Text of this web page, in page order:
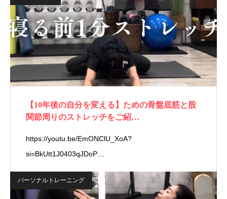
【10年後の自分を変える】ための骨盤底筋と股
関節周りのストレッチをご紹…
https://youtu.be/EmONClU_XoA?
si=BkUtt1J0403qJDoP…
パーソナルトレーニング